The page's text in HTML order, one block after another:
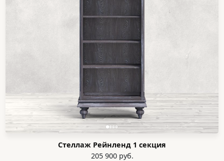
Стеллаж Рейнленд 1 секция
205 900 руб.